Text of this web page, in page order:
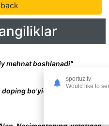
mehnat boshlanadi"
bo'yicha ayblovlar olib
sportuz.tv
Would like to